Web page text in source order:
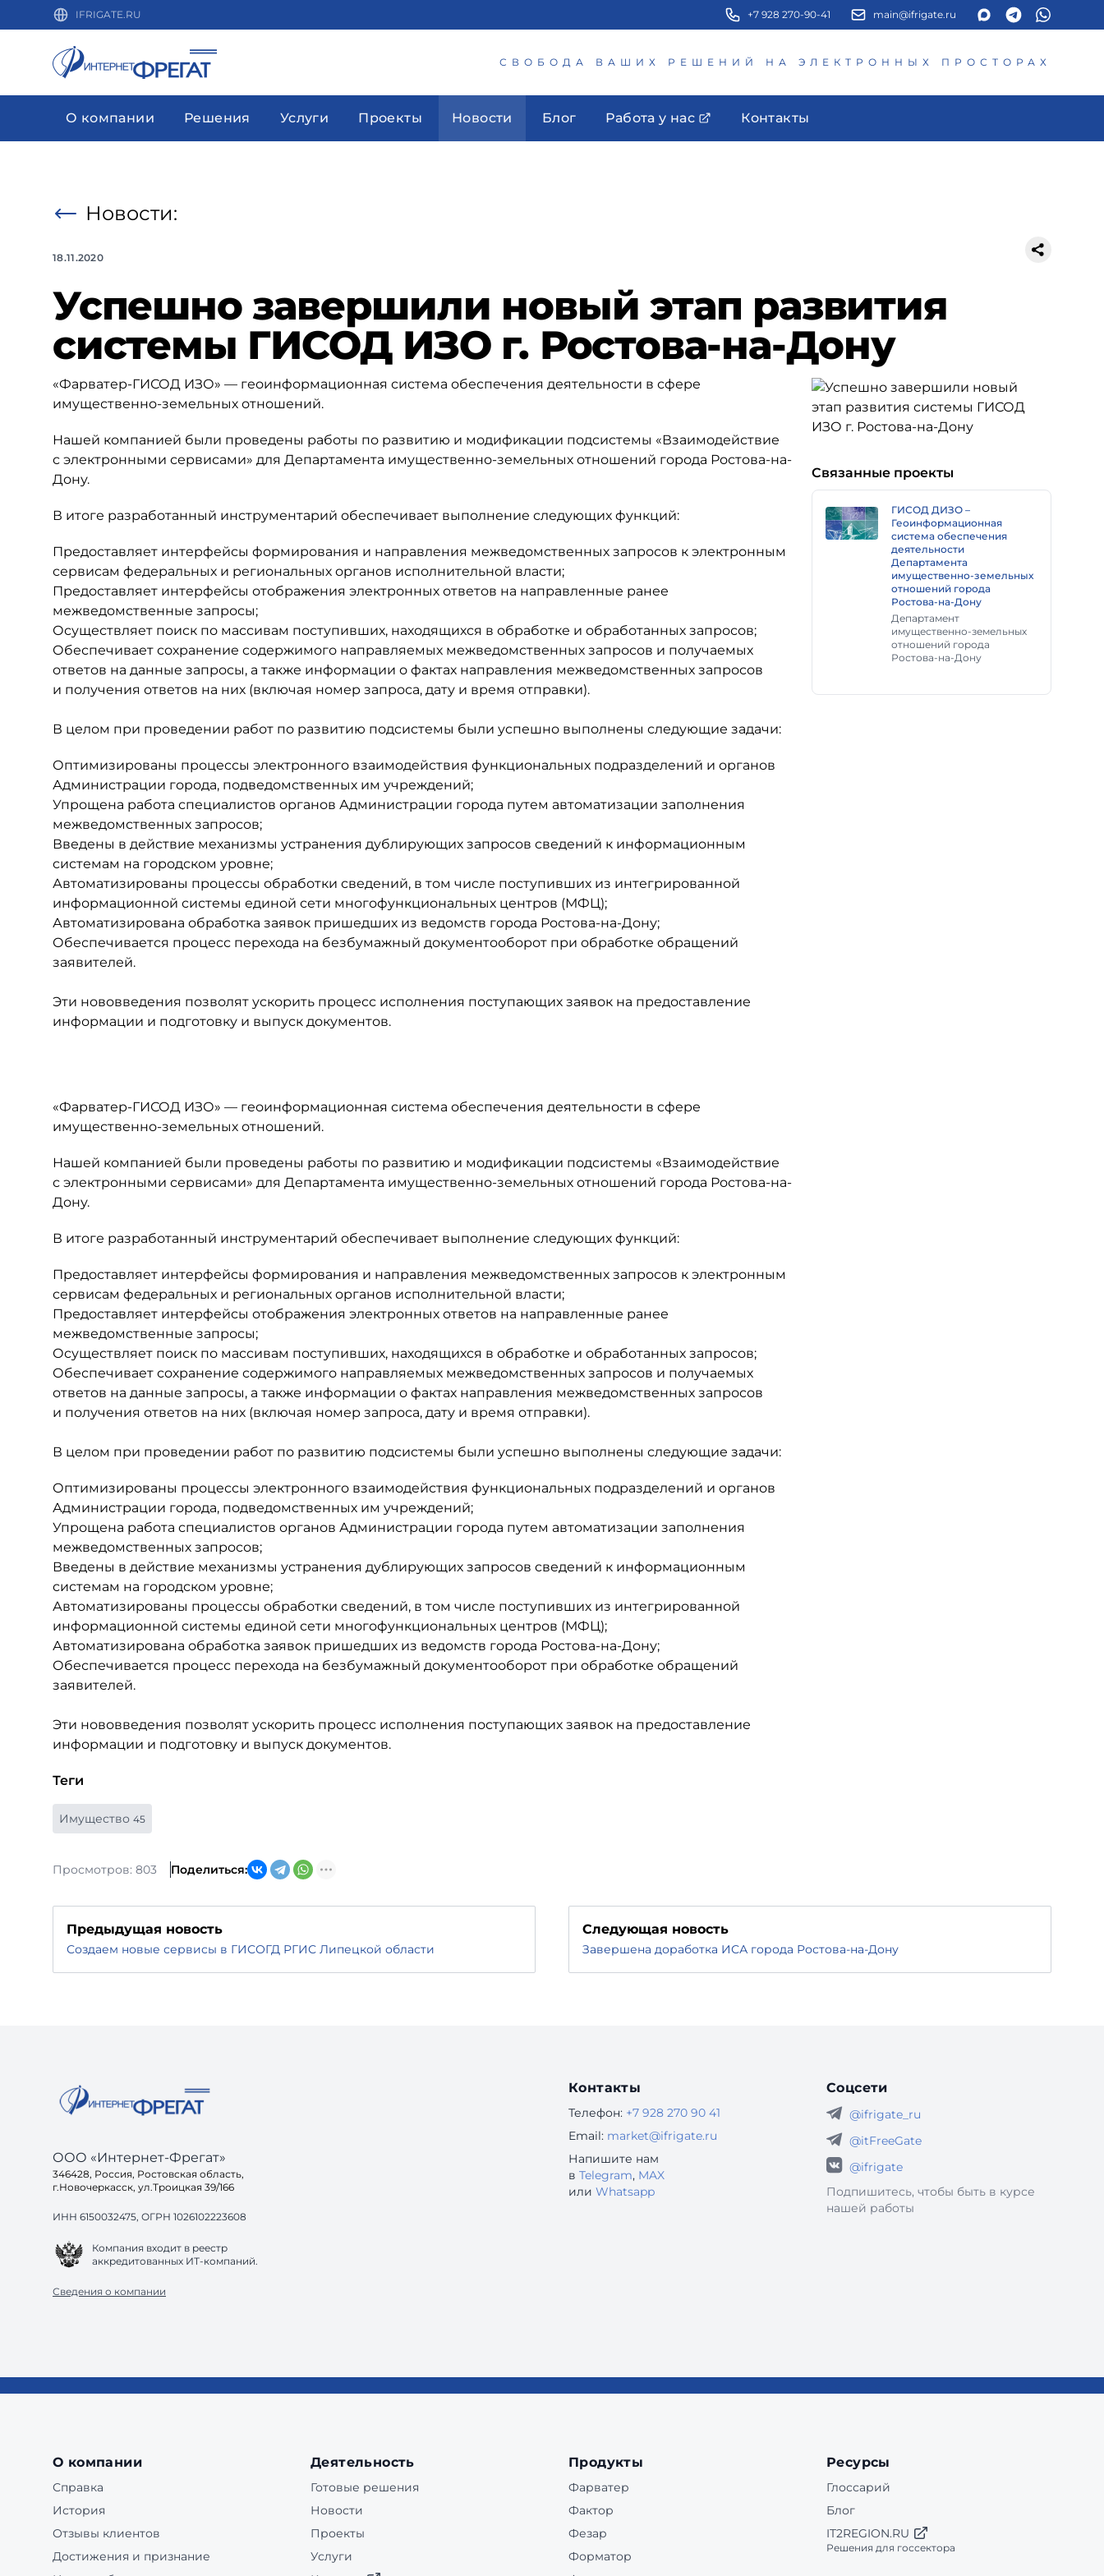
IFRIGATE.RU +7 928 270-90-41 main@ifrigate.ru
СВОБОДА ВАШИХ РЕШЕНИЙ НА ЭЛЕКТРОННЫХ ПРОСТОРАХ
О компании Решения Услуги Проекты Новости Блог Работа у нас Контакты
Новости:
18.11.2020
Успешно завершили новый этап развития
системы ГИСОД ИЗО г. Ростова-на-Дону
«Фарватер-ГИСОД ИЗО» — геоинформационная система обеспечения деятельности в сфере
имущественно-земельных отношений.
Нашей компанией были проведены работы по развитию и модификации подсистемы «Взаимодействие
с электронными сервисами» для Департамента имущественно-земельных отношений города Ростова-на-
Дону.
В итоге разработанный инструментарий обеспечивает выполнение следующих функций:
Предоставляет интерфейсы формирования и направления межведомственных запросов к электронным
сервисам федеральных и региональных органов исполнительной власти;
Предоставляет интерфейсы отображения электронных ответов на направленные ранее
межведомственные запросы;
Осуществляет поиск по массивам поступивших, находящихся в обработке и обработанных запросов;
Обеспечивает сохранение содержимого направляемых межведомственных запросов и получаемых
ответов на данные запросы, а также информации о фактах направления межведомственных запросов
и получения ответов на них (включая номер запроса, дату и время отправки).
В целом при проведении работ по развитию подсистемы были успешно выполнены следующие задачи:
Оптимизированы процессы электронного взаимодействия функциональных подразделений и органов
Администрации города, подведомственных им учреждений;
Упрощена работа специалистов органов Администрации города путем автоматизации заполнения
межведомственных запросов;
Введены в действие механизмы устранения дублирующих запросов сведений к информационным
системам на городском уровне;
Автоматизированы процессы обработки сведений, в том числе поступивших из интегрированной
информационной системы единой сети многофункциональных центров (МФЦ);
Автоматизирована обработка заявок пришедших из ведомств города Ростова-на-Дону;
Обеспечивается процесс перехода на безбумажный документооборот при обработке обращений
заявителей.
Эти нововведения позволят ускорить процесс исполнения поступающих заявок на предоставление
информации и подготовку и выпуск документов.
«Фарватер-ГИСОД ИЗО» — геоинформационная система обеспечения деятельности в сфере
имущественно-земельных отношений.
Нашей компанией были проведены работы по развитию и модификации подсистемы «Взаимодействие
с электронными сервисами» для Департамента имущественно-земельных отношений города Ростова-на-
Дону.
В итоге разработанный инструментарий обеспечивает выполнение следующих функций:
Предоставляет интерфейсы формирования и направления межведомственных запросов к электронным
сервисам федеральных и региональных органов исполнительной власти;
Предоставляет интерфейсы отображения электронных ответов на направленные ранее
межведомственные запросы;
Осуществляет поиск по массивам поступивших, находящихся в обработке и обработанных запросов;
Обеспечивает сохранение содержимого направляемых межведомственных запросов и получаемых
ответов на данные запросы, а также информации о фактах направления межведомственных запросов
и получения ответов на них (включая номер запроса, дату и время отправки).
В целом при проведении работ по развитию подсистемы были успешно выполнены следующие задачи:
Оптимизированы процессы электронного взаимодействия функциональных подразделений и органов
Администрации города, подведомственных им учреждений;
Упрощена работа специалистов органов Администрации города путем автоматизации заполнения
межведомственных запросов;
Введены в действие механизмы устранения дублирующих запросов сведений к информационным
системам на городском уровне;
Автоматизированы процессы обработки сведений, в том числе поступивших из интегрированной
информационной системы единой сети многофункциональных центров (МФЦ);
Автоматизирована обработка заявок пришедших из ведомств города Ростова-на-Дону;
Обеспечивается процесс перехода на безбумажный документооборот при обработке обращений
заявителей.
Эти нововведения позволят ускорить процесс исполнения поступающих заявок на предоставление
информации и подготовку и выпуск документов.
Связанные проекты
ГИСОД ДИЗО –
Геоинформационная
система обеспечения
деятельности
Департамента
имущественно-земельных
отношений города
Ростова-на-Дону
Департамент
имущественно-земельных
отношений города
Ростова-на-Дону
Теги
Имущество 45
Просмотров: 803 Поделиться:
Предыдущая новость
Создаем новые сервисы в ГИСОГД РГИС Липецкой области
Следующая новость
Завершена доработка ИСА города Ростова-на-Дону
ООО «Интернет-Фрегат»
346428, Россия, Ростовская область,
г.Новочеркасск, ул.Троицкая 39/166
ИНН 6150032475, ОГРН 1026102223608
Компания входит в реестр
аккредитованных ИТ-компаний.
Сведения о компании
Контакты
Телефон: +7 928 270 90 41
Email: market@ifrigate.ru
Напишите нам
в Telegram, MAX
или Whatsapp
Соцсети
@ifrigate_ru
@itFreeGate
@ifrigate
Подпишитесь, чтобы быть в курсе
нашей работы
О компании
Справка
История
Отзывы клиентов
Достижения и признание
Деятельность
Готовые решения
Новости
Проекты
Услуги
Продукты
Фарватер
Фактор
Фезар
Форматор
Ресурсы
Глоссарий
Блог
IT2REGION.RU
Решения для госсектора